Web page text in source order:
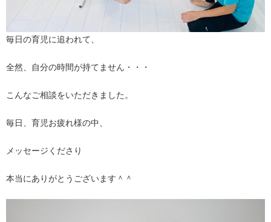
毎日の育児に追われて、
全然、自分の時間が持てません・・・
こんなご相談をいただきました。
毎日、育児お疲れ様の中、
メッセージくださり
本当にありがとうございます＾＾